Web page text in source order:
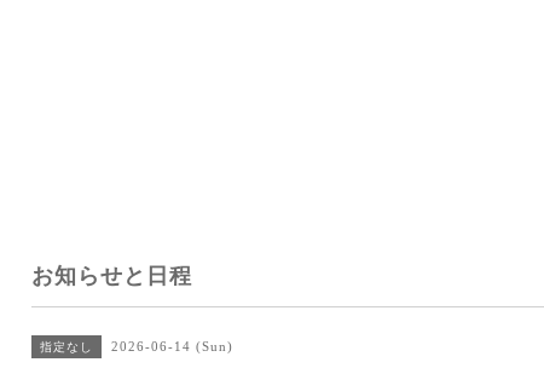
お知らせと日程
指定なし 2026-06-14 (Sun)